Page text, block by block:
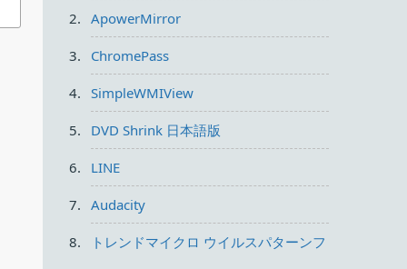
ApowerMirror
ChromePass
SimpleWMIView
DVD Shrink 日本語版
LINE
Audacity
トレンドマイクロ ウイルスパターンフ